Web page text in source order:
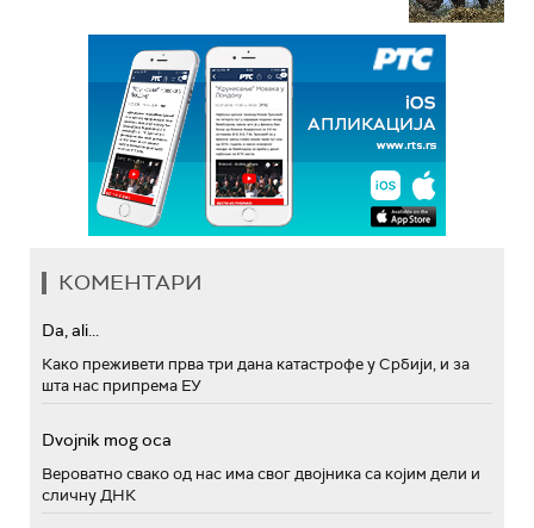
КОМЕНТАРИ
Da, ali...
Како преживети прва три дана катастрофе у Србији, и за
шта нас припрема ЕУ
Dvojnik mog oca
Вероватно свако од нас има свог двојника са којим дели и
сличну ДНК